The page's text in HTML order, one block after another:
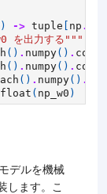
) -> tuple np .
を出力する"""
() . numpy() . copy
() . numpy() . copy
() . numpy() .
float ( np_w0 )
モデルを機械
します。こ